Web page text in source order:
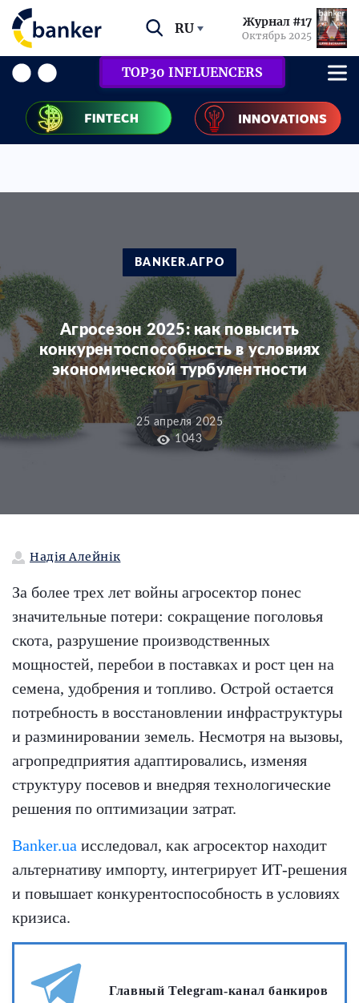
RU Журнал #17
Октябрь 2025
TOP30 INFLUENCERS
BANKER.АГРО
Агросезон 2025: как повысить
конкурентоспособность в условиях
экономической турбулентности
25 апреля 2025
1043
Надія Алейнік
За более трех лет войны агросектор понес
значительные потери: сокращение поголовья
скота, разрушение производственных
мощностей, перебои в поставках и рост цен на
семена, удобрения и топливо. Острой остается
потребность в восстановлении инфраструктуры
и разминировании земель. Несмотря на вызовы,
агропредприятия адаптировались, изменяя
структуру посевов и внедряя технологические
решения по оптимизации затрат.
Banker.ua исследовал, как агросектор находит
альтернативу импорту, интегрирует ИТ-решения
и повышает конкурентоспособность в условиях
кризиса.
Главный Telegram-канал банкиров